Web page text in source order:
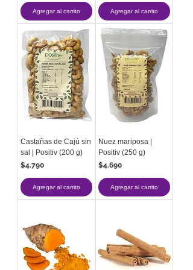
Agregar al carrito Agregar al carrito
Castañas de Cajú sin
sal | Positiv (200 g)
Precio
$4.790
Agregar al carrito
Nuez mariposa |
Positiv (250 g)
Precio
$4.690
Agregar al carrito